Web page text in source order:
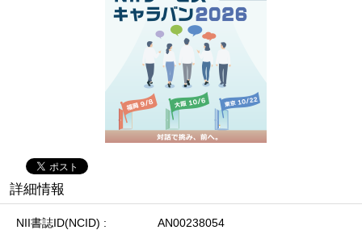
詳細情報
NII書誌ID(NCID)
AN00238054